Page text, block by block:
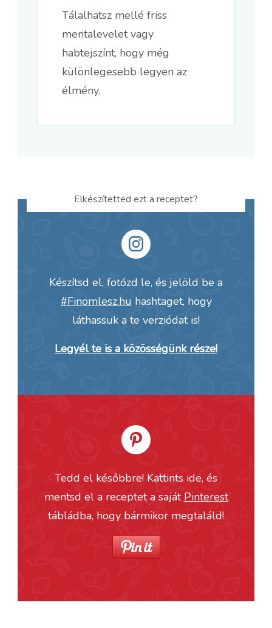
Tálalhatsz mellé friss
mentalevelet vagy
habtejszínt, hogy még
különlegesebb legyen az
élmény.
Elkészítetted ezt a receptet?
Készítsd el, fotózd le, és jelöld be a
#Finomlesz.hu hashtaget, hogy
láthassuk a te verziódat is!
Legyél te is a közösségünk része!
Tedd el későbbre! Kattints ide, és
mentsd el a receptet a saját Pinterest
tábládba, hogy bármikor megtaláld!